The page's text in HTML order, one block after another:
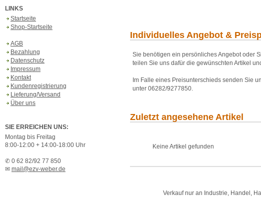
LINKS
Startseite
Shop-Startseite
AGB
Bezahlung
Datenschutz
Impressum
Kontakt
Kundenregistrierung
Lieferung/Versand
Über uns
SIE ERREICHEN UNS:
Montag bis Freitag
8:00-12:00 + 14:00-18:00 Uhr
✆ 0 62 82/92 77 850
✉ mail@ezv-weber.de
Individuelles Angebot &
Sie benötigen ein persönliches Angebot oder
teilen Sie uns dafür die gewünschten Artikel
Im Falle eines Preisunterschieds senden Sie
unter 06282/9277850.
Zuletzt angesehene Artikel
Keine Artikel gefunden
Verkauf nur an Industrie, Handel,